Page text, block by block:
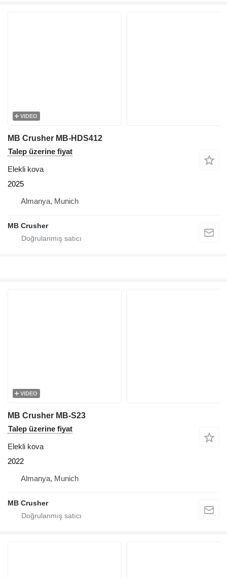
VIDEO
MB Crusher MB-HDS412
Talep üzerine fiyat
Elekli kova
2025
Almanya, Munich
MB Crusher
VIDEO
MB Crusher MB-S23
Talep üzerine fiyat
Elekli kova
2022
Almanya, Munich
MB Crusher